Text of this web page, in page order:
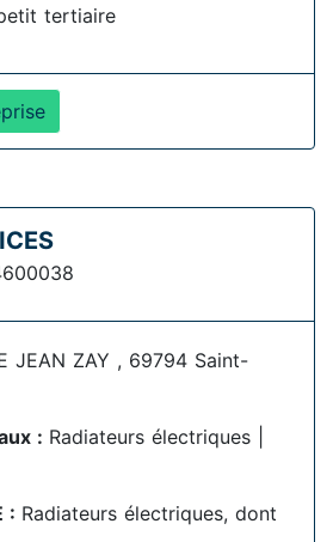
tertiaire
JEAN ZAY , 69794 Saint-
: Radiateurs électriques |
: Radiateurs électriques, dont